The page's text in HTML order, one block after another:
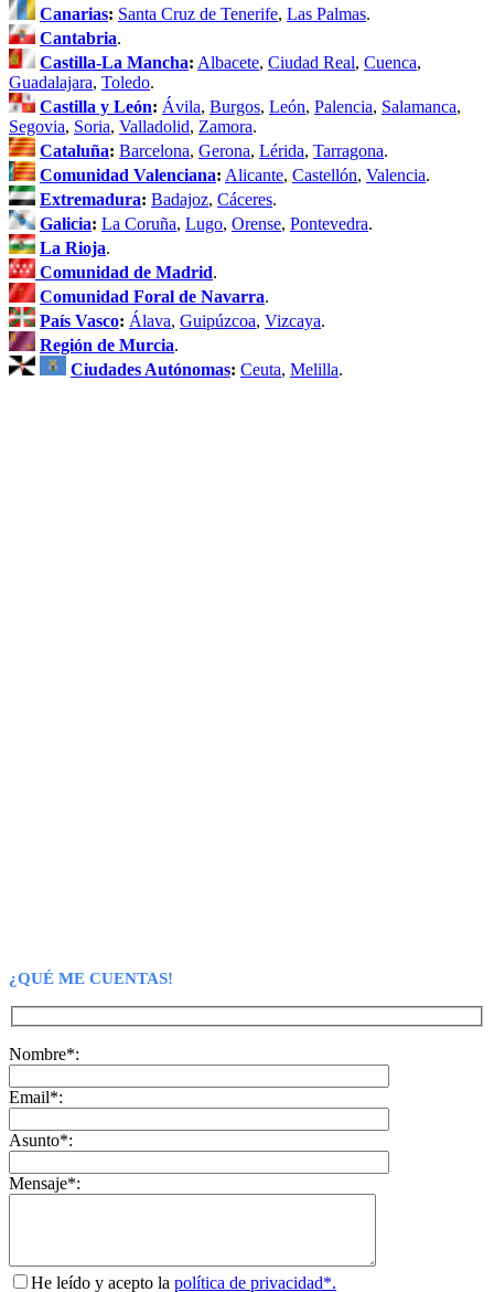
Canarias: Santa Cruz de Tenerife, Las Palmas.
Cantabria.
Castilla-La Mancha: Albacete, Ciudad Real, Cuenca,
Guadalajara, Toledo.
Castilla y León: Ávila, Burgos, León, Palencia, Salamanca,
Segovia, Soria, Valladolid, Zamora.
Cataluña: Barcelona, Gerona, Lérida, Tarragona.
Comunidad Valenciana: Alicante, Castellón, Valencia.
Extremadura: Badajoz, Cáceres.
Galicia: La Coruña, Lugo, Orense, Pontevedra.
La Rioja.
Comunidad de Madrid.
Comunidad Foral de Navarra.
País Vasco: Álava, Guipúzcoa, Vizcaya.
Región de Murcia.
Ciudades Autónomas: Ceuta, Melilla.
¿QUÉ ME CUENTAS!
Nombre*:
Email*:
Asunto*:
Mensaje*:
He leído y acepto la política de privacidad*.